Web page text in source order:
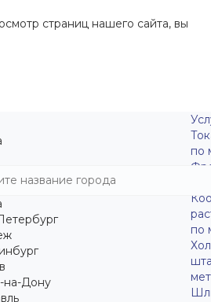
страниц нашего сайта, вы
по
по
на-Дону